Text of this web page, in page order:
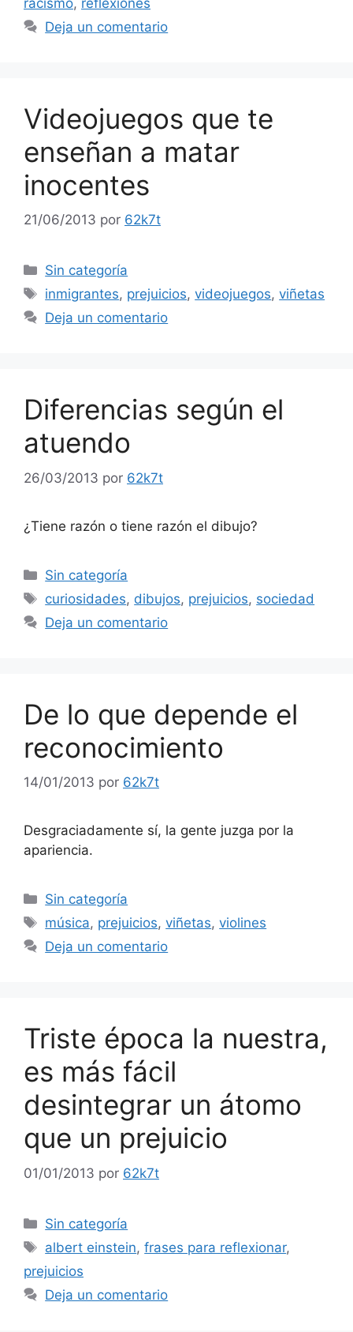
Deja un comentario
Videojuegos que te
enseñan a matar
inocentes
21/06/2013 por 62k7t
Categorías
Sin categoría
Etiquetas
inmigrantes, prejuicios,videojuegos,viñetas
Deja un comentario
Diferencias según el
atuendo
26/03/2013 por 62k7t
¿Tiene razón o tiene razón el dibujo?
Categorías
Sin categoría
Etiquetas
curiosidades, dibujos, prejuicios, sociedad
Deja un comentario
De lo que depende el
reconocimiento
14/01/2013 por 62k7t
Desgraciadamente sí, la gente juzga por la
apariencia.
Categorías
Sin categoría
Etiquetas
música, prejuicios,viñetas,violines
Deja un comentario
Triste época la nuestra,
es más fácil
desintegrar un átomo
que un prejuicio
01/01/2013 por 62k7t
Categorías
Sin categoría
Etiquetas
albert einstein,frases para reflexionar,
prejuicios
Deja un comentario